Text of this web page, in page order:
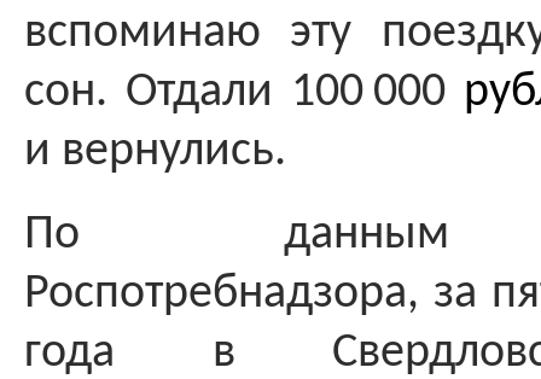
вспоминаю эту
сон. Отдали 100 000
и вернулись.
По данным
Роспотребнадзора, за
года в